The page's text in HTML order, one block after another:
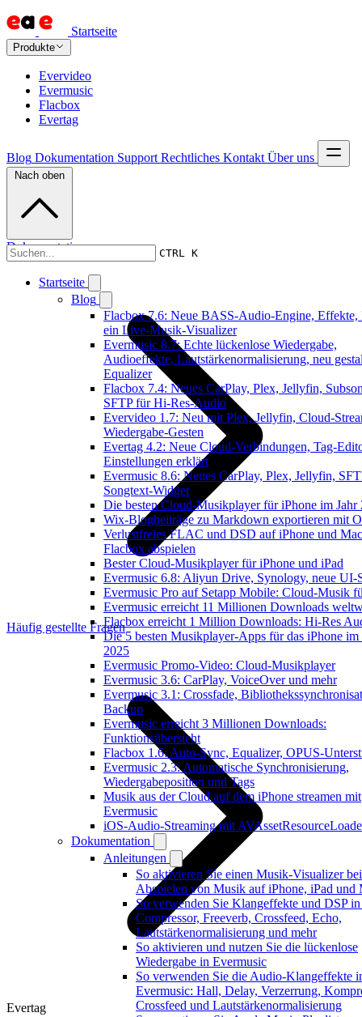
Startseite
Produkte
Evervideo
Evermusic
Flacbox
Evertag
Blog Dokumentation Support Rechtliches Kontakt Über uns
CTRL K
Startseite
Blog
Flacbox 7.6: Neue BASS-Audio-Engine, Effekte,
ein Live-Musik-Visualizer
Evermusic 8.7: Echte lückenlose Wiedergabe,
Audioeffekte, Lautstärkenormalisierung, neu
Equalizer
Flacbox 7.4: Neues CarPlay, Plex, Jellyfin,
SFTP für Hi-Res-Audio
Evervideo 1.7: Neu mit Plex, Jellyfin, Cloud-
Wiedergabe-Gesten
Evertag 4.2: Neue Cloud-Verbindungen, Tag-
Einstellungen erklärt
Evermusic 8.6: Neues CarPlay, Plex, Jellyfin,
Songtext-Widget
Die besten Cloud-Musikplayer für iPhone im Jahr
Wix-Blogbeiträge zu Markdown exportieren mit
Verlustfreies FLAC und DSD auf iPhone und
Flacbox abspielen
Bester Cloud-Musikplayer für iPhone und iPad
Evermusic 6.8: Aliyun Drive, Synology, neue UI-
Evermusic Pro auf Setapp Mobile: Cloud-Musik
Evermusic erreicht 11 Millionen Downloads
Flacbox erreicht 1 Million Downloads: Hi-Res
Die 5 besten Musikplayer-Apps für das iPhone im
2025
Evermusic Promo-Video: Cloud-Musikplayer
Evermusic 3.6: CarPlay, VoiceOver und mehr
Evermusic 3.1: Crossfade,
Backup
Evermusic erreicht 3 Millionen Downloads:
Funktionsübersicht
Flacbox 1.6: Auto-Sync, Equalizer, OPUS-
Evermusic 2.3: Automatische Synchronisierung,
Wiedergabeposition und Tags
Musik aus der Cloud auf dem iPhone streamen mit
Evermusic
iOS-Audio-Streaming mit
Dokumentation
Anleitungen
So aktivieren Sie einen Musik-Visualizer
Abspielen von Musik auf iPhone, iPad und
So verwenden Sie Klangeffekte und DSP
Compressor, Freeverb, Crossfeed, Echo,
Lautstärkenormalisierung und mehr
So aktivieren und nutzen Sie die lückenlose
Wiedergabe in Evermusic
So verwenden Sie die Audio-Klangeffekte
Evermusic: Hall, Delay, Verzerrung,
Crossfeed und Lautstärkenormalisierung
Nach oben
Dokumentation
Häufig gestellte Fragen
Evertag